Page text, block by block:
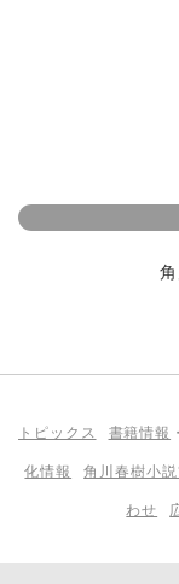
トピックス 書籍情報
化情報 角川春樹小
わせ